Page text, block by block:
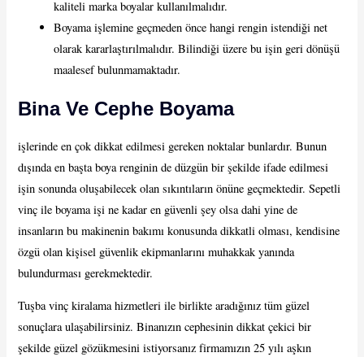
kaliteli marka boyalar kullanılmalıdır.
Boyama işlemine geçmeden önce hangi rengin istendiği net
olarak kararlaştırılmalıdır. Bilindiği üzere bu işin geri dönüşü
maalesef bulunmamaktadır.
Bina Ve Cephe Boyama
işlerinde en çok dikkat edilmesi gereken noktalar bunlardır. Bunun
dışında en başta boya renginin de düzgün bir şekilde ifade edilmesi
işin sonunda oluşabilecek olan sıkıntıların önüne geçmektedir. Sepetli
vinç ile boyama işi ne kadar en güvenli şey olsa dahi yine de
insanların bu makinenin bakımı konusunda dikkatli olması, kendisine
özgü olan kişisel güvenlik ekipmanlarını muhakkak yanında
bulundurması gerekmektedir.
Tuşba vinç kiralama hizmetleri ile birlikte aradığınız tüm güzel
sonuçlara ulaşabilirsiniz. Binanızın cephesinin dikkat çekici bir
şekilde güzel gözükmesini istiyorsanız firmamızın 25 yılı aşkın